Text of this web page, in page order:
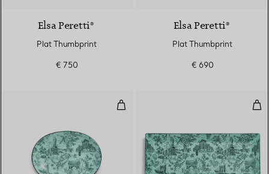
Elsa Peretti®
Plat Thumbprint
€ 750
Elsa Peretti®
Plat Thumbprint
€ 690
Assiette à beurre en porcelaine